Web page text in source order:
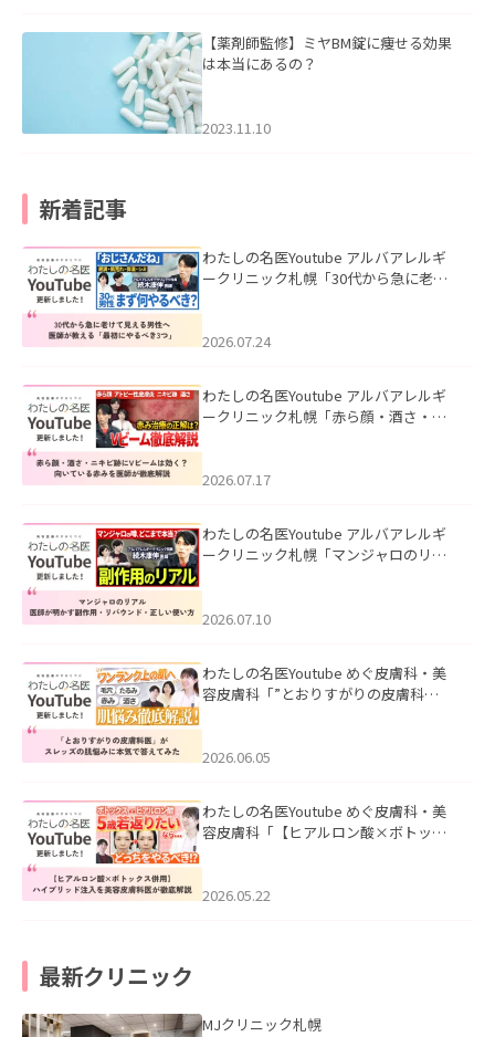
【薬剤師監修】ミヤBM錠に痩せる効果
は本当にあるの？
2023.11.10
新着記事
わたしの名医Youtube アルバアレルギ
ークリニック札幌「30代から急に老け
た。
2026.07.24
わたしの名医Youtube アルバアレルギ
ークリニック札幌「赤ら顔・酒さ・ニ
した。
2026.07.17
わたしの名医Youtube アルバアレルギ
ークリニック札幌「マンジャロのリア
た。
2026.07.10
わたしの名医Youtube めぐ皮膚科・美
容皮膚科「”とおりすがりの皮膚科
2026.06.05
わたしの名医Youtube めぐ皮膚科・美
容皮膚科「【ヒアルロン酸×ボトック
た。
2026.05.22
最新クリニック
MJクリニック札幌